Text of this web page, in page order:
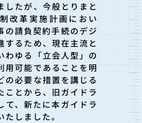
したが、今般とりまと
改革実施計画におい
の請負契約手続のデジ
するため、現在主流と
わゆる「立会人型」の
用可能であることを明
の必要な措置を講じる
ことから、旧ガイドラ
て、新たに本ガイドラ
しました。